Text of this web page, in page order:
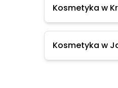
Kosmetyka w
Kosmetyka w